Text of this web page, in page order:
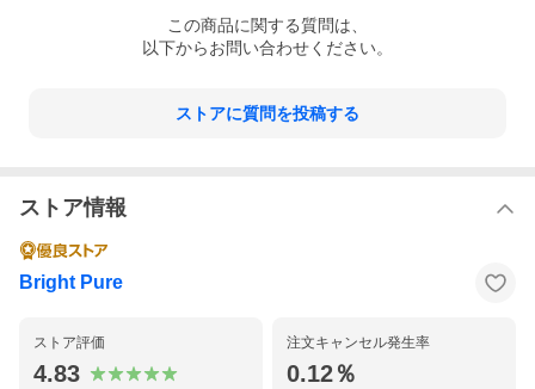
この商品に関する質問は、
以下からお問い合わせください。
ストアに質問を投稿する
ストア情報
Bright Pure
ストア評価
4.83
注文キャンセル発生率
0.12％